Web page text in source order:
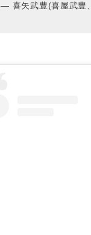
— 喜矢武豊(喜屋武豊